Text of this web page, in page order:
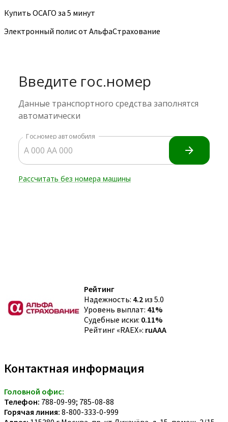
Купить ОСАГО за 5 минут
Электронный полис от АльфаСтрахование
Рейтинг
Надежность: 4.2 из 5.0
Уровень выплат: 41%
Судебные иски: 0.11%
Рейтинг «RAEX»: ruAAA
Контактная информация
Головной офис:
Телефон: 788-09-99; 785-08-88
Горячая линия: 8-800-333-0-999